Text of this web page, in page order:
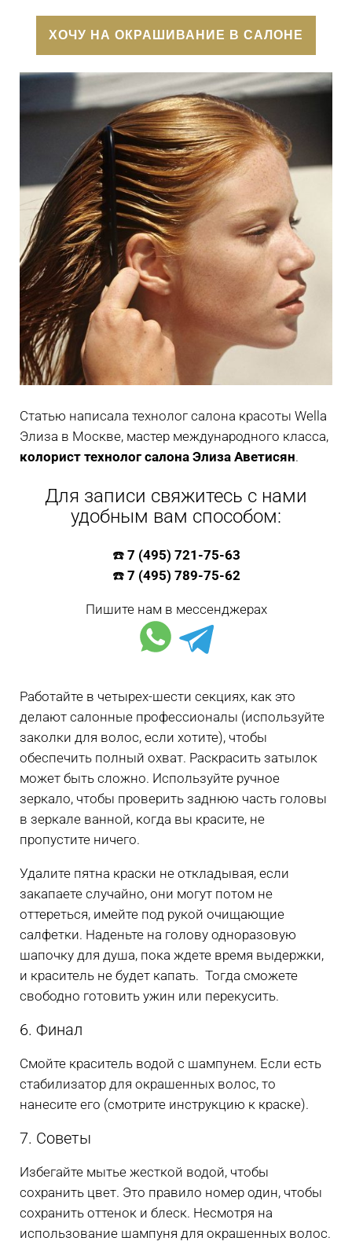
ХОЧУ НА ОКРАШИВАНИЕ В САЛОНЕ
Статью написала технолог салона красоты Wella
Элиза в Москве, мастер международного класса,
колорист технолог салона Элиза Аветисян.
Для записи свяжитесь с нами
удобным вам способом:
☎️ 7 (495) 721-75-63
☎️ 7 (495) 789-75-62
Пишите нам в мессенджерах
Работайте в четырех-шести секциях, как это
делают салонные профессионалы (используйте
заколки для волос, если хотите), чтобы
обеспечить полный охват. Раскрасить затылок
может быть сложно. Используйте ручное
зеркало, чтобы проверить заднюю часть головы
в зеркале ванной, когда вы красите, не
пропустите ничего.
Удалите пятна краски не откладывая, если
закапаете случайно, они могут потом не
оттереться, имейте под рукой очищающие
салфетки. Наденьте на голову одноразовую
шапочку для душа, пока ждете время выдержки,
и краситель не будет капать. Тогда сможете
свободно готовить ужин или перекусить.
6. Финал
Смойте краситель водой с шампунем. Если есть
стабилизатор для окрашенных волос, то
нанесите его (смотрите инструкцию к краске).
7. Советы
Избегайте мытье жесткой водой, чтобы
сохранить цвет. Это правило номер один, чтобы
сохранить оттенок и блеск. Несмотря на
использование шампуня для окрашенных волос.